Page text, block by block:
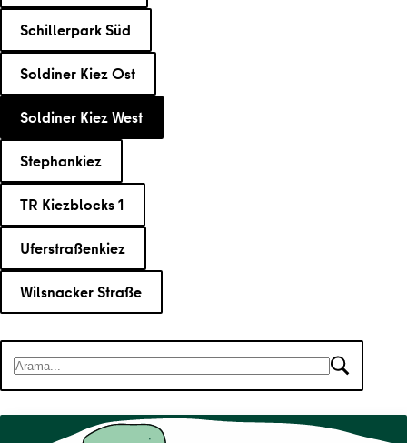
Schillerpark Süd
Soldiner Kiez Ost
Soldiner Kiez West
Stephankiez
TR Kiezblocks 1
Uferstraßenkiez
Wilsnacker Straße
Aramanız için 8 sonuç var.